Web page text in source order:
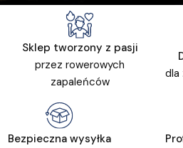
Sklep tworzony z pasji
przez rowerowych
zapaleńców
dla
Bezpieczna wysyłka